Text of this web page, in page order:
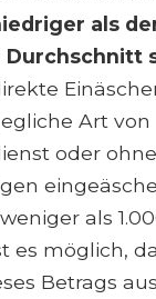
als
Durchschnitt
Art von
oder
als
es möglich,
Betrags